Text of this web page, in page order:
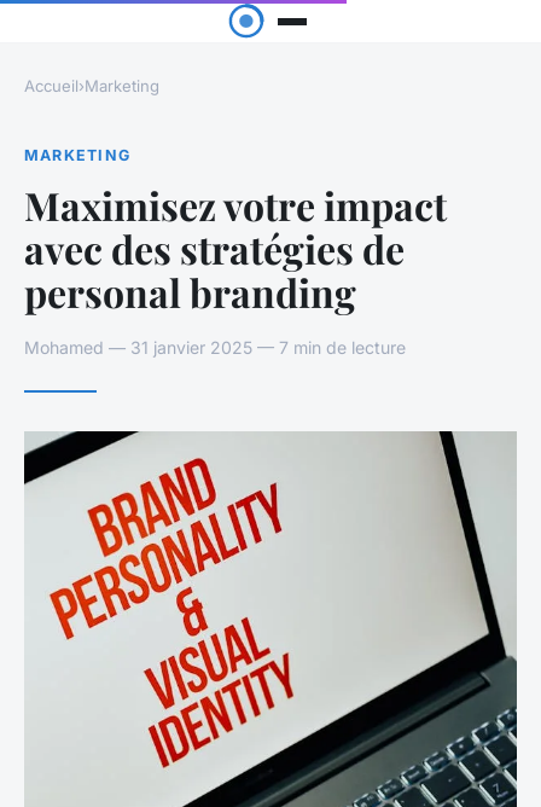
Accueil›Marketing
MARKETING
Maximisez votre impact
avec des stratégies de
personal branding
Mohamed — 31 janvier 2025 — 7 min de lecture